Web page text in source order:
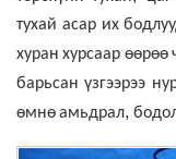
тухай асар их
хуран хурсаар өөрөө
барьсан үзгээрээ
өмнөамьдрал,